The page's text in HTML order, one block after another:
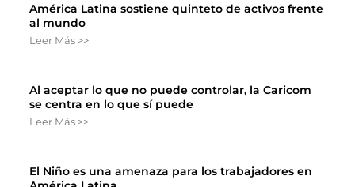
América Latina sostiene quinteto de activos frente
al mundo
Leer Más >>
Al aceptar lo que no puede controlar, la Caricom
se centra en lo que sí puede
Leer Más >>
El Niño es una amenaza para los trabajadores en